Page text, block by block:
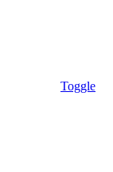
Toggle